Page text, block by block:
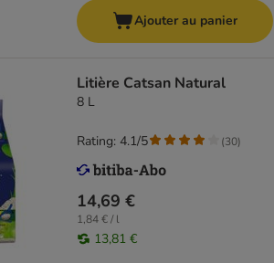
Ajouter au panier
Litière Catsan Natural
8 L
14,69 €
1,84 € / l
13,81 €
Rating: 4.1/5 (30)